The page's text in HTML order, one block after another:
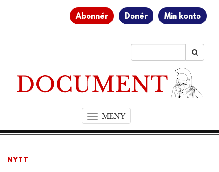
Abonnér Donér Min konto
MENYT
o
NYTT